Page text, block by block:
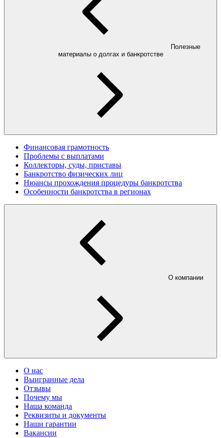
Полезные
материалы о долгах и банкротстве
Финансовая грамотность
Проблемы с выплатами
Коллекторы, суды, приставы
Банкротство физических лиц
Нюансы прохождения процедуры банкротства
Особенности банкротства в регионах
О компании
О нас
Выигранные дела
Отзывы
Почему мы
Наша команда
Реквизиты и документы
Наши гарантии
Вакансии